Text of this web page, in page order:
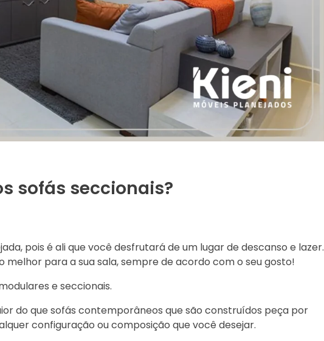
sofás seccionais?
pois é ali que você desfrutará de um lugar de descanso e lazer.
para a sua sala, sempre de acordo com o seu gosto!
e seccionais.
do que sofás contemporâneos que são construídos peça por
configuração ou composição que você desejar.